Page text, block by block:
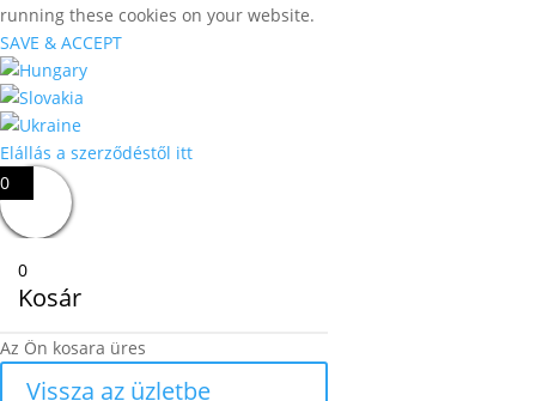
running these cookies on your website.
SAVE & ACCEPT
Elállás a szerződéstől itt
0
0
Kosár
Az Ön kosara üres
Vissza az üzletbe